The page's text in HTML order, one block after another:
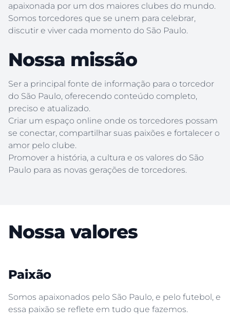
apaixonada por um dos maiores clubes do mundo.
Somos torcedores que se unem para celebrar,
discutir e viver cada momento do São Paulo.
Nossa missão
Ser a principal fonte de informação para o torcedor
do São Paulo, oferecendo conteúdo completo,
preciso e atualizado.
Criar um espaço online onde os torcedores possam
se conectar, compartilhar suas paixões e fortalecer o
amor pelo clube.
Promover a história, a cultura e os valores do São
Paulo para as novas gerações de torcedores.
Nossa valores
Paixão
Somos apaixonados pelo São Paulo, e pelo futebol, e
essa paixão se reflete em tudo que fazemos.